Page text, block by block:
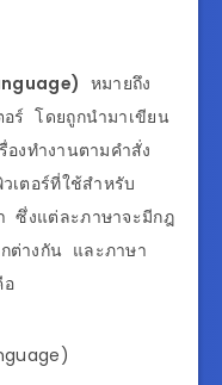
หมายถึง
ร์ โดยถูกนำมาเขียน
ทำงานตามคำสั่ง
ตอร์ที่ใช้สำหรับ
ซึ่งแต่ละภาษาจะมีกฎ
ต่างกัน และภาษา